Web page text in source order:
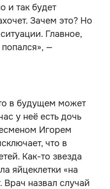
и так будет
Зачем это? Но
Главное,
—
в будущем может
у неё есть дочь
Игорем
что в
Как-то звезда
яйцеклетки «на
Врач назвал случай